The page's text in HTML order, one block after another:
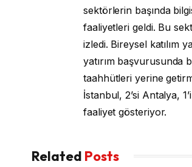
sektörlerin başında
faaliyetleri geldi. Bu
izledi. Bireysel katılım
yatırım başvurusunda
taahhütleri yerine
İstanbul, 2’si Antalya,
faaliyet gösteriyor.
Related Posts